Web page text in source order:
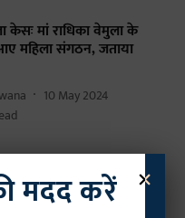
केसः मां राधिका वेमुला के
महिला संगठन, जताया
10 May 2024
वेमुला पर बीजेपी मंत्री के बयान
जानिए क्या है मामला?
×
मदद करें